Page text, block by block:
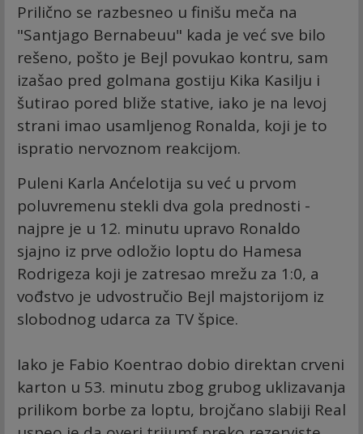
Prilično se razbesneo u finišu meča na
"Santjago Bernabeuu" kada je već sve bilo
rešeno, pošto je Bejl povukao kontru, sam
izašao pred golmana gostiju Kika Kasilju i
šutirao pored bliže stative, iako je na levoj
strani imao usamljenog Ronalda, koji je to
ispratio nervoznom reakcijom.
Puleni Karla Anćelotija su već u prvom
poluvremenu stekli dva gola prednosti -
najpre je u 12. minutu upravo Ronaldo
sjajno iz prve odložio loptu do Hamesa
Rodrigeza koji je zatresao mrežu za 1:0, a
vođstvo je udvostručio Bejl majstorijom iz
slobodnog udarca za TV špice.
Iako je Fabio Koentrao dobio direktan crveni
karton u 53. minutu zbog grubog uklizavanja
prilikom borbe za loptu, brojčano slabiji Real